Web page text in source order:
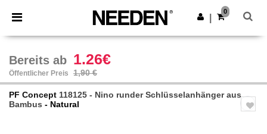
× Needen App
Bessere Preise in der App!
App holen
0
Bereits ab 1.26€
Öffentlicher Preis 1,90 €
PF Concept 118125 - Nino runder Schlüsselanhänger aus
Bambus - Natural